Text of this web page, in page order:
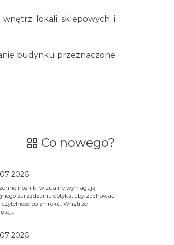
wnętrz lokali sklepowych i
budynku przeznaczone
Co nowego?
2026
nośniki wizualne wymagają
zarządzania optyką, aby zachować
czytelność po zmroku. Wnętrze
2026